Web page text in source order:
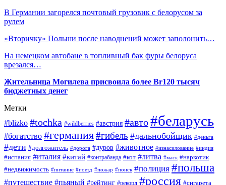
В Германии загорелся почтовый грузовик с белорусом за
рулем
«Вторичку» Польши после наводнений может заполонить…
На немецком автобане в топливный бак фуры белоруса
врезался…
Жительница Могилева присвоила более Br120 тысяч
бюджетных денег
Метки
#blizko #tochka #wildberries #австрия #авто#беларусь
#богатство #германия#гибель #дальнобойщик #деньга
#дети #долгожитель #дорога #дуров #животное #изнасилование #индия
#испания #италия #китай #контрабанда #кот #литва #маск #наркотик
#недвижимость #питание #поезд #пожар #поиск #полиция #польша
#путешествие #пьяный #рейтинг #рекорд #россия #сигарета